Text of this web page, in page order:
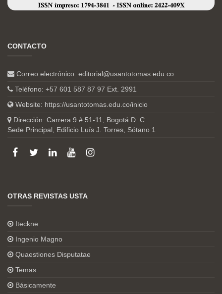
CONTACTO
Correo electrónico: editorial@usantotomas.edu.co
Teléfono: +57 601 587 87 97 Ext. 2991
Website: https://usantotomas.edu.co/inicio
Dirección: Carrera 9 # 51-11, Bogotá D. C.
Sede Principal, Edificio Luís J. Torres, Sótano 1
OTRAS REVISTAS USTA
Iteckne
Ingenio Magno
Quaestiones Disputatae
Temas
Básicamente